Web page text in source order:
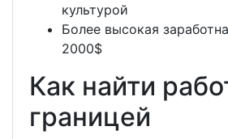
культурой
Более высокая
2000$
Как найти
границей